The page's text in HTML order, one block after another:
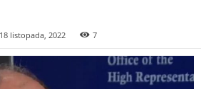
18 listopada, 2022 7